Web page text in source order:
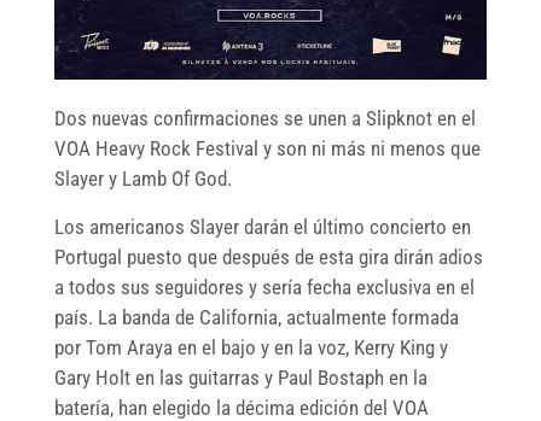
Dos nuevas confirmaciones se unen a Slipknot en el
VOA Heavy Rock Festival y son ni más ni menos que
Slayer y Lamb Of God.
Los americanos Slayer darán el último concierto en
Portugal puesto que después de esta gira dirán adios
a todos sus seguidores y sería fecha exclusiva en el
país. La banda de California, actualmente formada
por Tom Araya en el bajo y en la voz, Kerry King y
Gary Holt en las guitarras y Paul Bostaph en la
batería, han elegido la décima edición del VOA